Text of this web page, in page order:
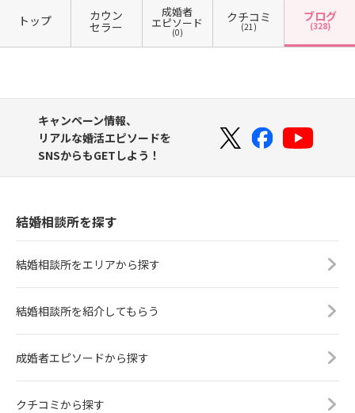
トップ カウン
セラー
成婚者
エピソード
(0)
クチコミ
(21)
ブログ
(328)
キャンペーン情報、
リアルな婚活エピソードを
SNSからもGETしよう！
結婚相談所を探す
結婚相談所をエリアから探す
結婚相談所を紹介してもらう
成婚者エピソードから探す
クチコミから探す